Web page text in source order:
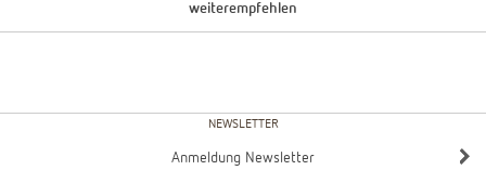
weiterempfehlen
NEWSLETTER
Anmeldung Newsletter